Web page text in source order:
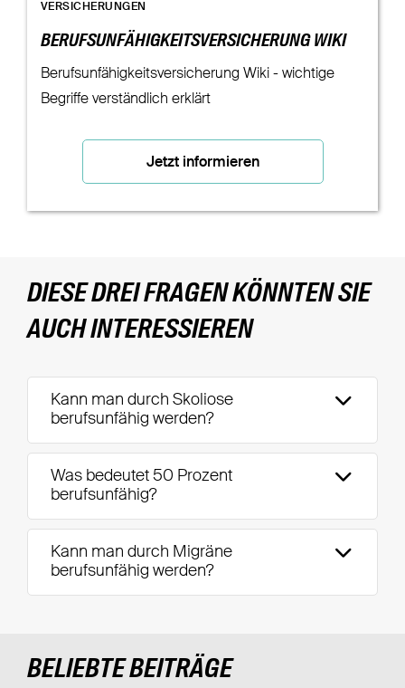
VERSICHERUNGEN
BERUFSUNFÄHIGKEITSVERSICHERUNG WIKI
Berufsunfähigkeitsversicherung Wiki - wichtige
Begriffe verständlich erklärt
Jetzt informieren
DIESE DREI FRAGEN KÖNNTEN SIE
AUCH INTERESSIEREN
Kann man durch Skoliose
berufsunfähig werden?
Was bedeutet 50 Prozent
berufsunfähig?
Kann man durch Migräne
berufsunfähig werden?
BELIEBTE BEITRÄGE